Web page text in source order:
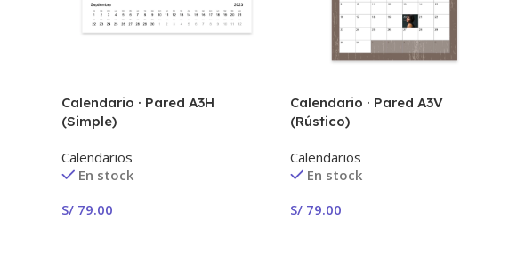
Calendario · Pared A3H
(Simple)
Calendarios
En stock
S/79.00
Calendario · Pared A3V
(Rústico)
Calendarios
En stock
S/79.00